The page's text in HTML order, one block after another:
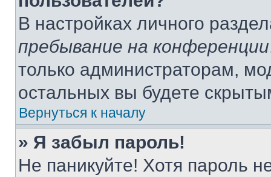
В настройках личного
пребывание на конференции
только администраторам,
остальных вы будете
Вернуться к началу
» Я забыл пароль!
Не паникуйте! Хотя пароль